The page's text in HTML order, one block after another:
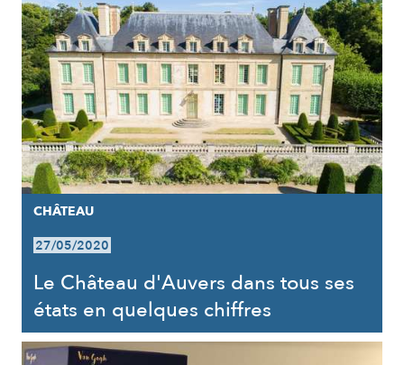
CHÂTEAU
27/05/2020
Le Château d'Auvers dans tous ses
états en quelques chiffres